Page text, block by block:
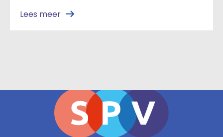
Lees meer